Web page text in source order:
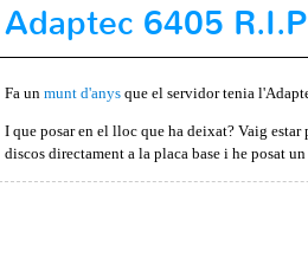
Adaptec 6405 R.I.P
Fa un munt d'anys que el servidor tenia
I que posar en el lloc que ha deixat? Vaig
discos directament a la placa base i he posat